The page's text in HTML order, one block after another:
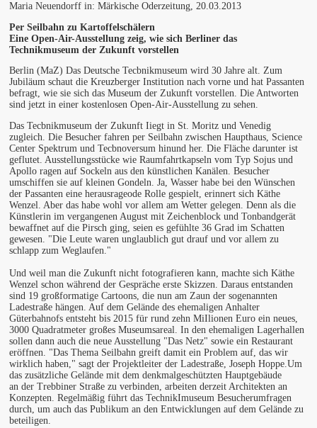
Maria Neuendorff in: Märkische Oderzeitung, 20.03.2013
Per Seilbahn zu Kartoffelschälern
Eine Open-Air-Ausstellung zeig, wie sich Berliner das
Technikmuseum der Zukunft vorstellen
Berlin (MaZ) Das Deutsche Tecbnikmuseum wird 30 Jahre alt. Zum
Jubiläum schaut die Kreuzberger Institution nach vorne und hat Passanten
befragt, wie sie sich das Museum der Zukunft vorstellen. Die Antworten
sind jetzt in einer kostenlosen Open-Air-Ausstellung zu sehen.
Das Tecbnikmuseum der Zukunft Iiegt in St. Moritz und Venedig
zugleich. Die Besucher fahren per Seilbahn zwischen Haupthaus, Science
Center Spektrum und Tecbnoversum hinund her. Die Fläche darunter ist
geflutet. Ausstellungsstücke wie Raumfahrtkapseln vom Typ Sojus und
Apollo ragen auf Sockeln aus den künstlichen Kanälen. Besucher
umschiffen sie auf kleinen Gondeln. Ja, Wasser habe bei den Wünschen
der Passanten eine herausrageode Rolle gespielt, erinnert sich Käthe
Wenzel. Aber das habe wohl vor allem am Wetter gelegen. Denn als die
Künstlerin im vergangenen August mit Zeichenblock und Tonbandgerät
bewaffnet auf die Pirsch ging, seien es gefühlte 36 Grad im Schatten
gewesen. "Die Leute waren unglaublich gut drauf und vor allem zu
schlapp zum Weglaufen."
Und weil man die Zukunft nicht fotografieren kann, machte sich Käthe
Wenzel schon während der Gespräche erste Skizzen. Daraus entstanden
sind 19 großformatige Cartoons, die nun am Zaun der sogenannten
Ladestraße hängen. Auf dem Gelände des ehemaligen Anhalter
Güterbahnofs entsteht bis 2015 für rund zehn MiIlionen Euro ein neues,
3000 Quadratmeter großes Museumsareal. In den ehemaligen Lagerhallen
sollen dann auch die neue Ausstellung "Das Netz" sowie ein Restaurant
eröffnen. "Das Thema Seilbahn greift damit ein Problem auf, das wir
wirklich haben," sagt der Projektleiter der Ladestraße, Joseph Hoppe.Um
das zusätzliche Gelände mit dem denkmalgeschützten Hauptgebäude
an der Trebbiner Straße zu verbinden, arbeiten derzeit Architekten an
Konzepten. Regelmäßig führt das TechnikImuseum Besucherumfragen
durch, um auch das Publikum an den Entwicklungen auf dem Gelände zu
beteiligen.